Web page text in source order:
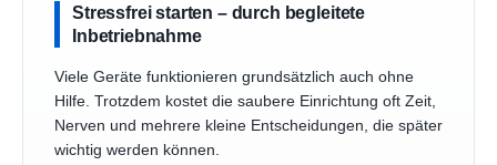
Stressfrei starten – durch begleitete
Inbetriebnahme
Viele Geräte funktionieren grundsätzlich auch ohne
Hilfe. Trotzdem kostet die saubere Einrichtung oft Zeit,
Nerven und mehrere kleine Entscheidungen, die später
wichtig werden können.